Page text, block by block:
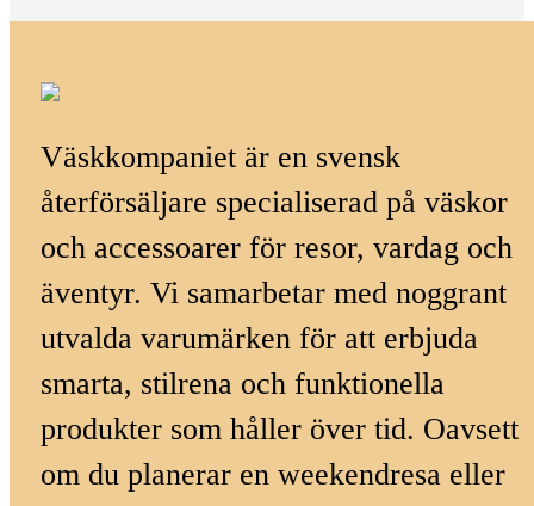
Väskkompaniet är en svensk
återförsäljare specialiserad på väskor
och accessoarer för resor, vardag och
äventyr. Vi samarbetar med noggrant
utvalda varumärken för att erbjuda
smarta, stilrena och funktionella
produkter som håller över tid. Oavsett
om du planerar en weekendresa eller